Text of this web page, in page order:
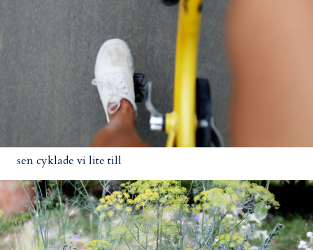
sen cyklade vi lite till